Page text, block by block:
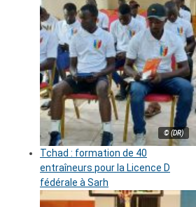
© (DR)
Tchad : formation de 40
entraîneurs pour la Licence D
fédérale à Sarh